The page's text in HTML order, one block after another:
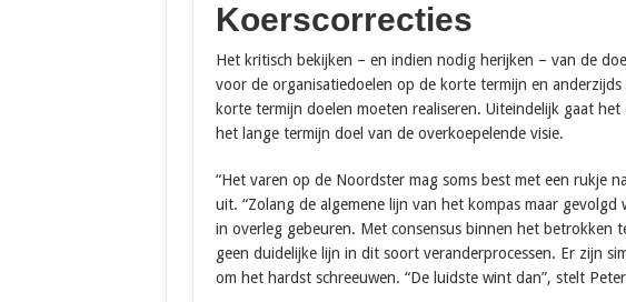
Koerscorrecties
Het kritisch bekijken – en indien nodig herijken – van de
voor de organisatiedoelen op de korte termijn en
korte termijn doelen moeten realiseren. Uiteindelijk gaat
het lange termijn doel van de overkoepelende visie.
“Het varen op de Noordster mag soms best met een rukje
uit. “Zolang de algemene lijn van het kompas maar
in overleg gebeuren. Met consensus binnen het betrokken
geen duidelijke lijn in dit soort veranderprocessen. Er zijn
om het hardst schreeuwen. “De luidste wint dan”, stelt